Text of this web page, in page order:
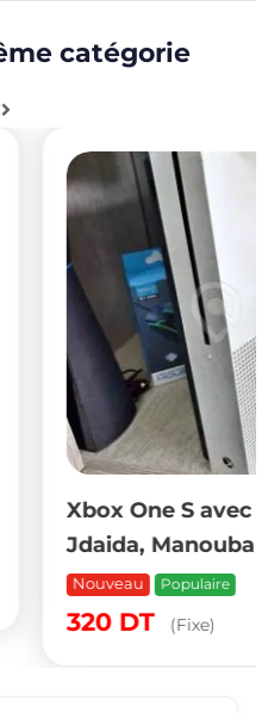
catégorie
manette à vendre à